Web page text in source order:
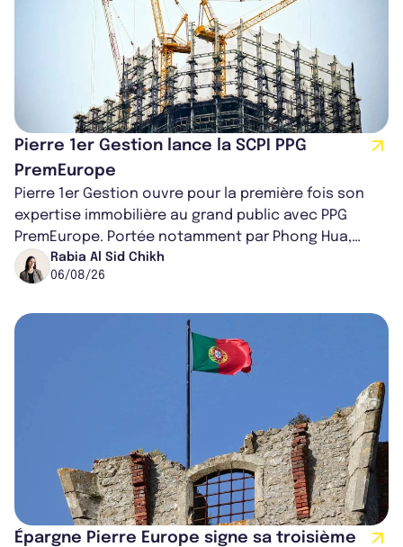
Pierre 1er Gestion lance la SCPI PPG
PremEurope
Pierre 1er Gestion ouvre pour la première fois son
expertise immobilière au grand public avec PPG
PremEurope. Portée notamment par Phong Hua,
ancien directeur des investissements d...
Rabia Al Sid Chikh
06/08/26
Épargne Pierre Europe signe sa troisième